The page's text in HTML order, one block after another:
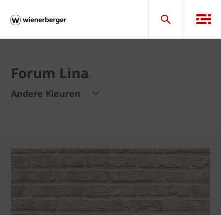
Forum Lina
Andere Kleuren